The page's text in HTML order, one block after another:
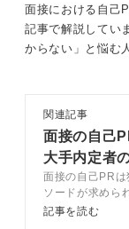
きます。
自己PRの長さ
自己PRの長さ
2分以内に収め
2分を超えると
性があります
練習を重ねる
面接における自己
記事で解説してい
からない」と悩む
関連記事
面接の自己
大手内定者
の評価基準
面接の自己PR
ソードが求めら
ンサルタントが
記事を読む